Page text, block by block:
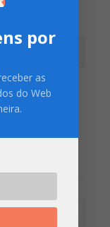
por
as
do Web